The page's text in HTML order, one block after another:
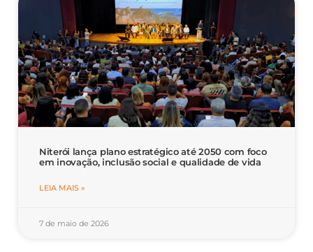
Niterói lança plano estratégico até 2050 com foco
em inovação, inclusão social e qualidade de vida
LEIA MAIS »
7 de maio de 2026